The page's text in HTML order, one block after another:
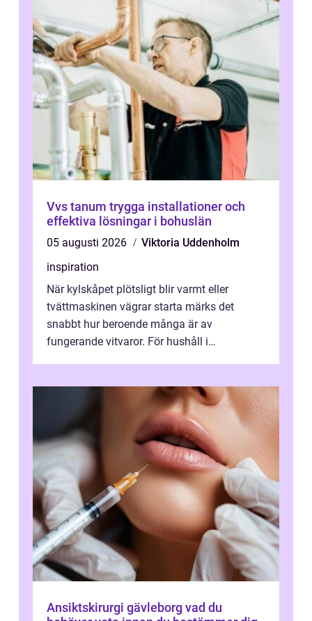
Vvs tanum trygga installationer och
effektiva lösningar i bohuslän
05 augusti 2026
Viktoria Uddenholm
inspiration
När kylskåpet plötsligt blir varmt eller
tvättmaskinen vägrar starta märks det
snabbt hur beroende många är av
fungerande vitvaror. För hushåll i
Ansiktskirurgi gävleborg vad du